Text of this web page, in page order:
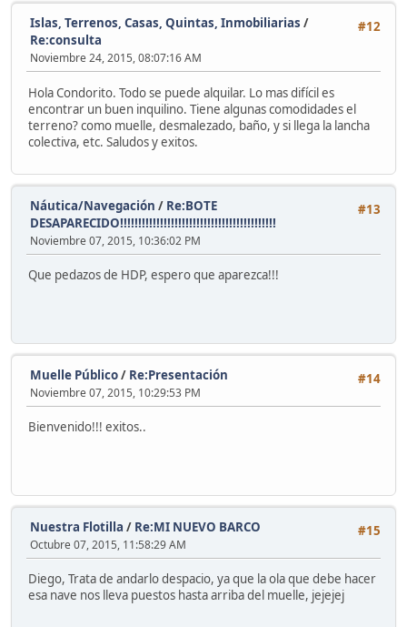
#12
Islas, Terrenos, Casas, Quintas, Inmobiliarias /
Re:consulta
Noviembre 24, 2015, 08:07:16 AM
Hola Condorito. Todo se puede alquilar. Lo mas difícil es
encontrar un buen inquilino. Tiene algunas comodidades el
terreno? como muelle, desmalezado, baño, y si llega la lancha
colectiva, etc. Saludos y exitos.
#13
Náutica/Navegación / Re:BOTE
DESAPARECIDO!!!!!!!!!!!!!!!!!!!!!!!!!!!!!!!!!!!!!!!!!!!
Noviembre 07, 2015, 10:36:02 PM
Que pedazos de HDP, espero que aparezca!!!
#14
Muelle Público/ Re:Presentación
Noviembre 07, 2015, 10:29:53 PM
Bienvenido!!! exitos..
#15
Nuestra Flotilla / Re:MI NUEVO BARCO
Octubre 07, 2015, 11:58:29 AM
Diego, Trata de andarlo despacio, ya que la ola que debe hacer
esa nave nos lleva puestos hasta arriba del muelle, jejejej